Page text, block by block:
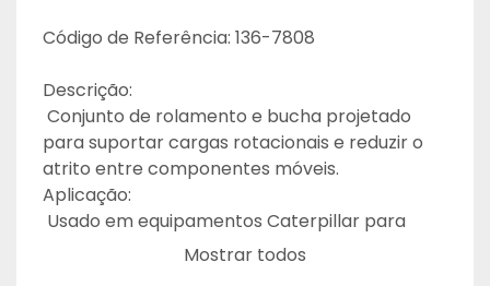
Código de Referência: 136-7808
Descrição:
para suportar cargas rotacionais e reduzir o
atrito entre componentes móveis.
Aplicação:
garantir movimento suave e durabilidade em
Mostrar todos